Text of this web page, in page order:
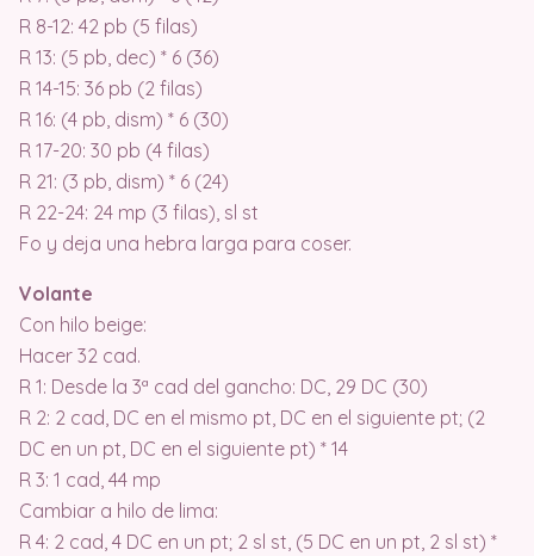
R 8-12: 42 pb (5 filas)
R 13: (5 pb, dec) * 6 (36)
R 14-15: 36 pb (2 filas)
R 16: (4 pb, dism) * 6 (30)
R 17-20: 30 pb (4 filas)
R 21: (3 pb, dism) * 6 (24)
R 22-24: 24 mp (3 filas), sl st
Fo y deja una hebra larga para coser.
Volante
Con hilo beige:
Hacer 32 cad.
R 1: Desde la 3ª cad del gancho: DC, 29 DC (30)
R 2: 2 cad, DC en el mismo pt, DC en el siguiente pt; (2
DC en un pt, DC en el siguiente pt) * 14
R 3: 1 cad, 44 mp
Cambiar a hilo de lima:
R 4: 2 cad, 4 DC en un pt; 2 sl st, (5 DC en un pt, 2 sl st) *